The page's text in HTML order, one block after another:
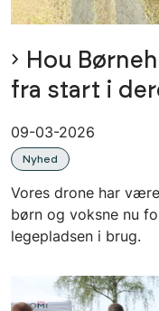
Hou
fra start i
09-03-2026
Nyhed
Vores drone har
børn og voksne nu
legepladsen i brug.